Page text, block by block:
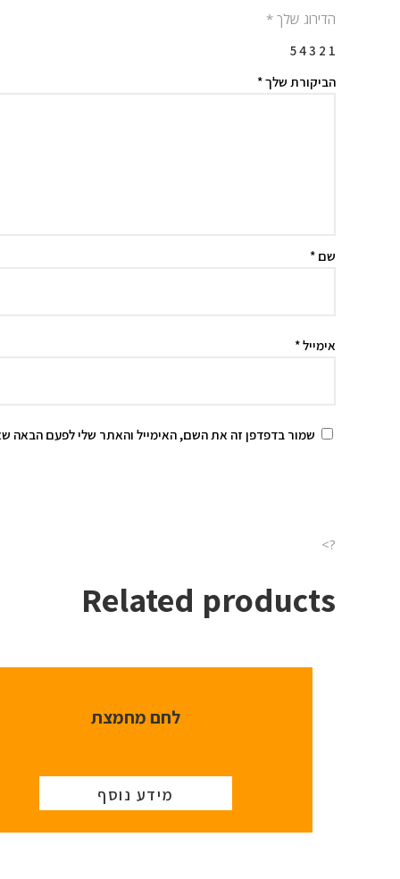
הדירוג שלך *
1
2
3
4
5
הביקורת שלך*
שם *
אימייל*
שמור בדפדפן זה את השם, האימייל והאתר שלי לפעם הבאה
?>
Related products
לחם מחמצת
מידע נוסף